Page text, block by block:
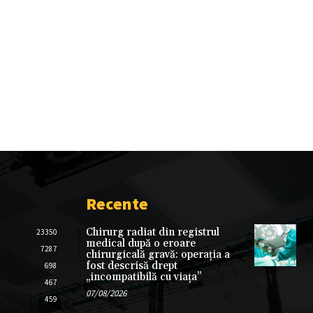
23350
7287
698
467
459
Recente
Chirurg radiat din registrul
medical după o eroare
chirurgicală gravă: operația a
fost descrisă drept
„incompatibilă cu viața”
07/08/2026